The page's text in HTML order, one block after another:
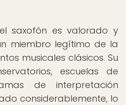
saxofón es valorado y
miembro legítimo de la
musicales clásicos. Su
escuelas de
de interpretación
considerablemente, lo